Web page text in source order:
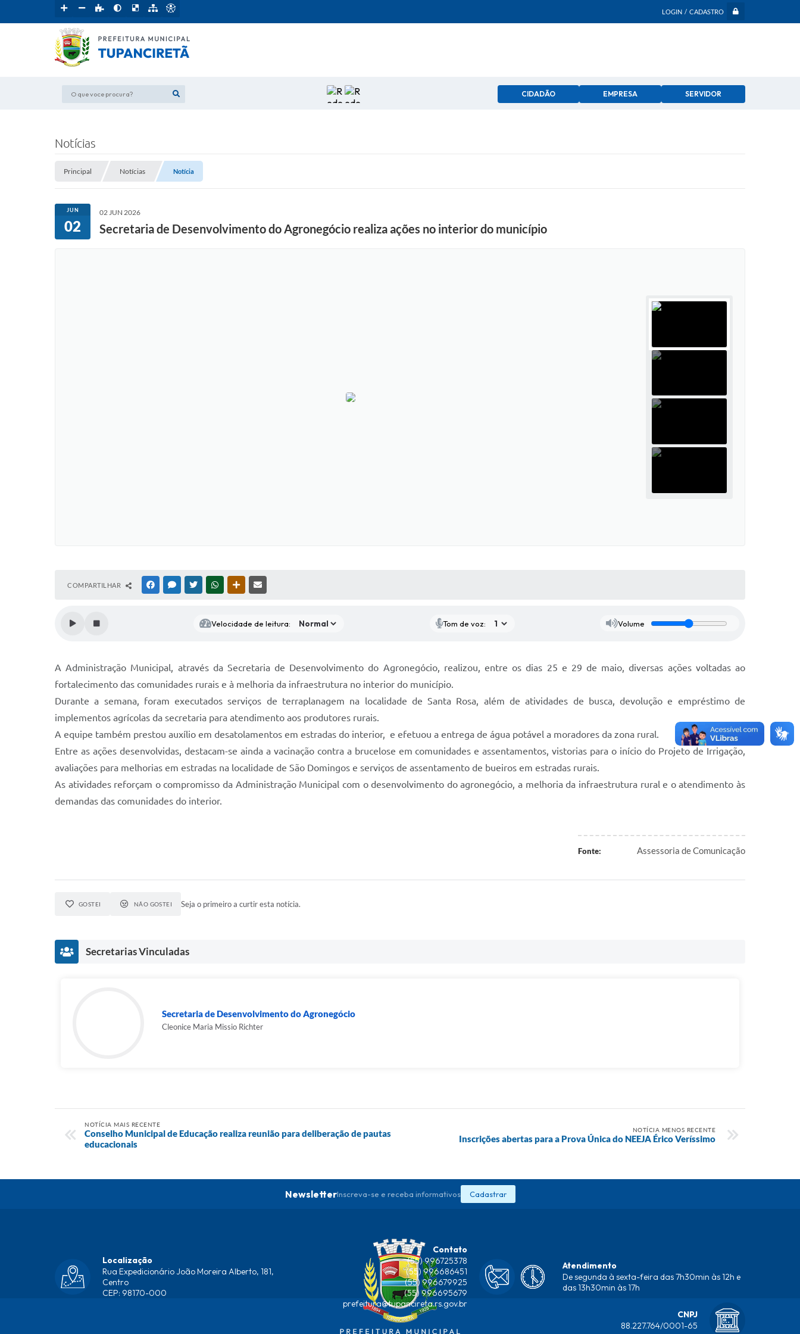
LOGIN / CADASTRO
O que voce procura? CIDADÃO EMPRESA SERVIDOR
Notícias
Principal Notícias Notícia
JUN
02
02 JUN 2026
Secretaria de Desenvolvimento do Agronegócio realiza ações no interior do município
COMPARTILHAR FACEBOOKMESSENGER
TWITTERWHATSAPPOUTRAS MÍDIAS
Velocidade de leitura: Tom de voz: Volume
A Administração Municipal, através da Secretaria de Desenvolvimento do Agronegócio, realizou, entre os dias 25 e 29 de maio, diversas ações voltadas ao
fortalecimento das comunidades rurais e à melhoria da infraestrutura no interior do município.
Durante a semana, foram executados serviços de terraplanagem na localidade de Santa Rosa, além de atividades de busca, devolução e empréstimo de
implementos agrícolas da secretaria para atendimento aos produtores rurais.
A equipe também prestou auxílio em desatolamentos em estradas do interior, e efetuou a entrega de água potável a moradores da zona rural.
Entre as ações desenvolvidas, destacam-se ainda a vacinação contra a brucelose em comunidades e assentamentos, vistorias para o início do Projeto de Irrigação,
avaliações para melhorias em estradas na localidade de São Domingos e serviços de assentamento de bueiros em estradas rurais.
As atividades reforçam o compromisso da Administração Municipal com o desenvolvimento do agronegócio, a melhoria da infraestrutura rural e o atendimento às
demandas das comunidades do interior.
Fonte: Assessoria de Comunicação
GOSTEI NÃO GOSTEI Seja o primeiro a curtir esta notícia.
Secretarias Vinculadas
Secretaria de Desenvolvimento do Agronegócio
Cleonice Maria Missio Richter
NOTÍCIA MAIS RECENTE
Conselho Municipal de Educação realiza reunião para deliberação de pautas
educacionais
NOTÍCIA MENOS RECENTE
Inscrições abertas para a Prova Única do NEEJA Érico Veríssimo
NewsletterInscreva-se e receba informativos Cadastrar
Localização
Rua Expedicionário João Moreira Alberto, 181,
Centro
CEP: 98170-000
Contato
(55) 996725378
(55) 996686451
(55) 996679925
(55) 996695679
prefeitura@tupancireta.rs.gov.br
Atendimento
De segunda à sexta-feira das 7h30min às 12h e
das 13h30min às 17h
CNPJ
88.227.764/0001-65